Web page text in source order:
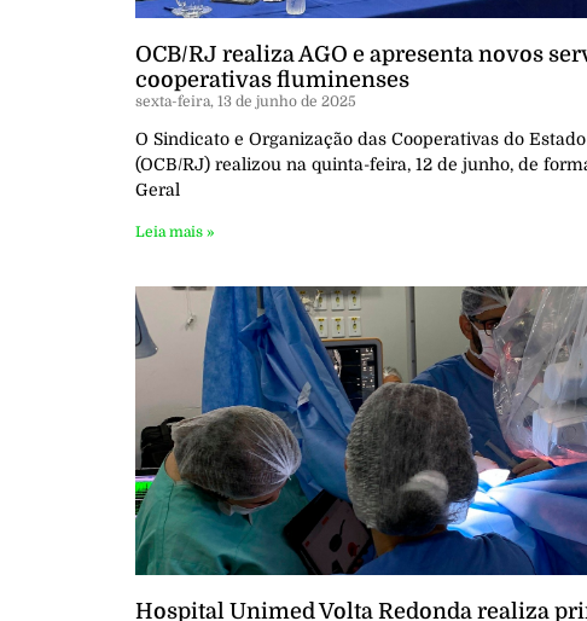
OCB/RJ realiza AGO e apresenta novos
cooperativas fluminenses
sexta-feira, 13 de junho de 2025
O Sindicato e Organização das Cooperativas do
(OCB/RJ) realizou na quinta-feira, 12 de junho, de
Geral
Leia mais »
Hospital Unimed Volta Redonda realiza